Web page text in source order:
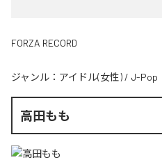
FORZA RECORD
ジャンル： アイドル(女性) / J-Pop
高田もも